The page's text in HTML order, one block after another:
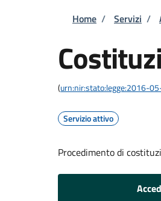
Briciole
Home / Servizi /
(urn:nir:stato:legge:2016-
Servizio attivo
Procedimento di